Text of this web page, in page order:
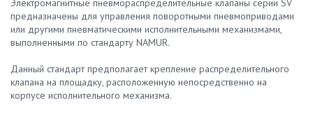
предназначены для управления поворотными пневмоприводами
или другими пневматическими исполнительными механизмами,
выполненными по стандарту NAMUR.
Данный стандарт предполагает крепление распределительного
клапана на площадку, расположенную непосредственно на
корпусе исполнительного механизма.